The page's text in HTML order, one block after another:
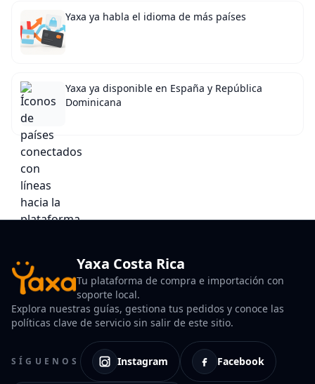
Yaxa ya habla el idioma de más países
Yaxa ya disponible en España y República
Dominicana
Yaxa Costa Rica
Tu plataforma de compra e importación con
soporte local.
Explora nuestras guías, gestiona tus pedidos y conoce las
políticas clave de servicio sin salir de este sitio.
SÍGUENOS Instagram Facebook